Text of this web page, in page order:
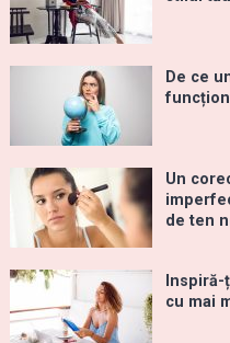
De ce
Un
de ten
Inspiră-
cu mai